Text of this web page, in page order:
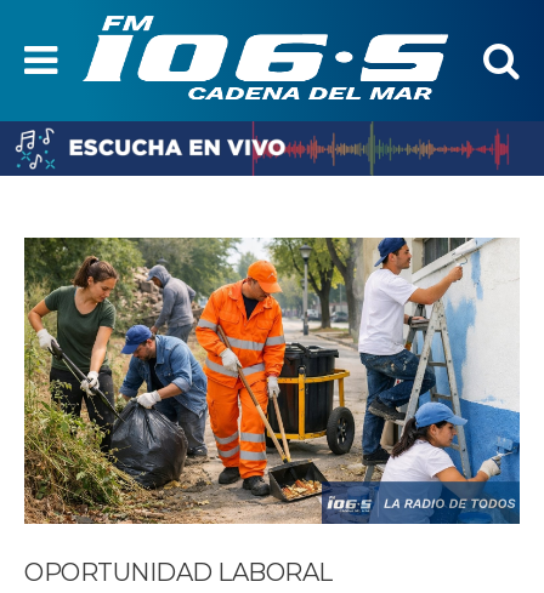
OPORTUNIDAD LABORAL